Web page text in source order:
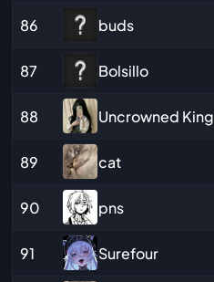
86 buds
87 Bolsillo
88 Uncrowned King
89 cat
90 pns
91 Surefour